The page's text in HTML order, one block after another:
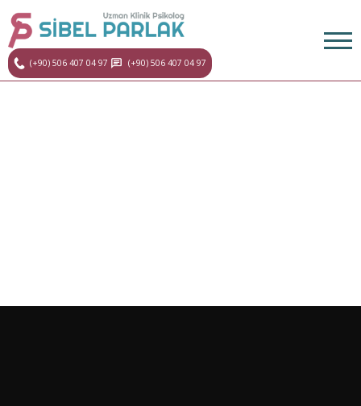
(+90) 506 407 04 97 (+90) 506 407 04 97